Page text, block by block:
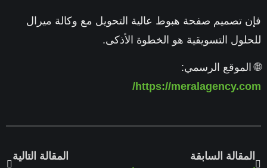
تصميم صفحة هبوط عالية التحويلمع وكالة ميرال
التسويقيةهو الخطوة الأذكى.
الرسمي:
https://
السابقة المقالة التالية